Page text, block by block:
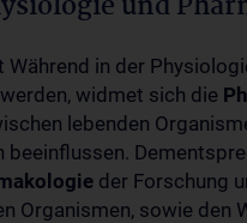
Während in der
widmet sich die
lebenden
beeinflussen.
der Forschung
Organismen, sowie den